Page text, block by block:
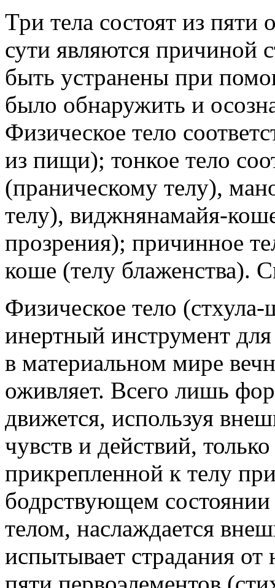
Три тела состоят из
сути являются причиной
быть устранены при
было обнаружить и
Физическое тело
из пищи); тонкое тело
(праническому телу),
телу), виджнянамайя-
прозрения); причинное
коше (телу блаженства).
Физическое тело
инертный инструмент
в материальном мире
оживляет. Всего лишь
движется, используя
чувств и действий,
прикрепленной к телу
бодрствующем состоянии
телом, наслаждается
испытывает страдания от